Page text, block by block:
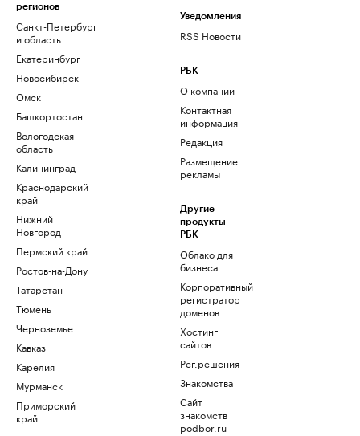
регионов
Санкт-Петербург
и область
Екатеринбург
Новосибирск
Омск
Башкортостан
Вологодская
область
Калининград
Краснодарский
край
Нижний
Новгород
Пермский край
Ростов-на-Дону
Татарстан
Тюмень
Черноземье
Кавказ
Карелия
Мурманск
Приморский
край
Уведомления
RSS Новости
РБК
О компании
Контактная
информация
Редакция
Размещение
рекламы
Другие
продукты
РБК
Облако для
бизнеса
Корпоративный
регистратор
доменов
Хостинг
сайтов
Рег.решения
Знакомства
Сайт
знакомств
podbor.ru